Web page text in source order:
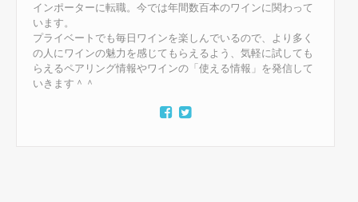
インポーターに転職。今では年間数百本のワインに関わって
います。
プライベートでも毎日ワインを楽しんでいるので、より多く
の人にワインの魅力を感じてもらえるよう、気軽に試しても
らえるペアリング情報やワインの「使える情報」を発信して
いきます＾＾